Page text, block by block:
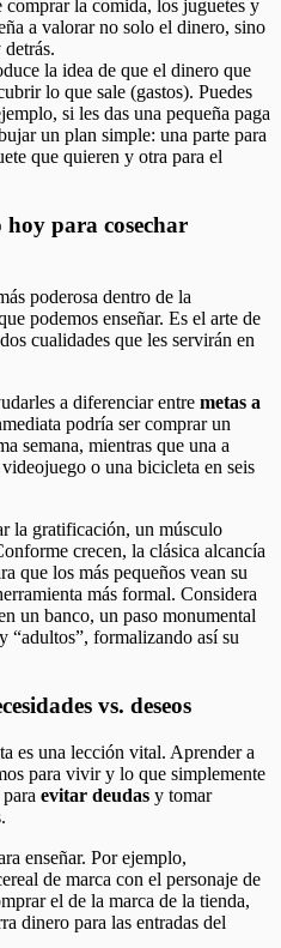
la comida, los juguetes y
a valorar no solo el dinero, sino
la idea de que el dinero que
lo que sale (gastos). Puedes
si les das una pequeña paga
un plan simple: una parte para
que quieren y otra para el
para cosechar
poderosa dentro de la
podemos enseñar. Es el arte de
cualidades que les servirán en
a diferenciar entre metas a
podría ser comprar un
semana, mientras que una a
o una bicicleta en seis
la gratificación, un músculo
crecen, la clásica alcancía
que los más pequeños vean su
más formal. Considera
un banco, un paso monumental
“adultos”, formalizando así su
vs. deseos
es una lección vital. Aprender a
para vivir y lo que simplemente
evitar deudas y tomar
enseñar. Por ejemplo,
de marca con el personaje de
el de la marca de la tienda,
dinero para las entradas del